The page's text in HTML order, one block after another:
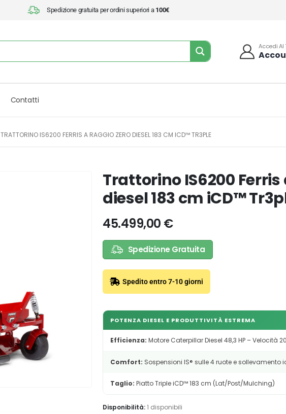
Spedizione gratuita per ordini superiori a 100€
Accedi Al
Contatti
TRATTORINO IS6200 FERRIS A RAGGIO ZERO DIESEL 183 CM ICD™ TR3PLE
Trattorino IS6200
diesel 183 cm iCD™
45.499,00 €
Spedizione Gratuita
Spedito entro 7-10 giorni
POTENZA DIESEL E PRODUTTIVITÀ ESTREMA
Efficienza: Motore Caterpillar Diesel 48,3 HP – Velocità
Comfort: Sospensioni IS® sulle 4 ruote e sollevamento
Taglio: Piatto Triple iCD™ 183 cm (Lat/Post/Mulching)
Disponibilità:1 disponibili